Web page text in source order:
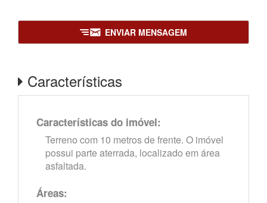
ENVIAR MENSAGEM
Características
Características do imóvel:
Terreno com 10 metros de frente. O imóvel
possui parte aterrada, localizado em área
asfaltada.
Áreas: